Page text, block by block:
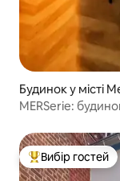
Будинок у місті
MERSerie:
Топ вибір гостей
Вибір гостей